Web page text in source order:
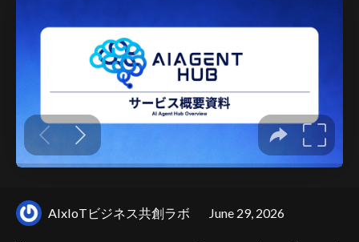
AIxIoTビジネス共創ラボ June 29, 2026